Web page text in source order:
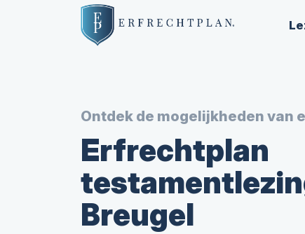
Ontdek de mogelijkheden van
Erfrechtplan
Breugel